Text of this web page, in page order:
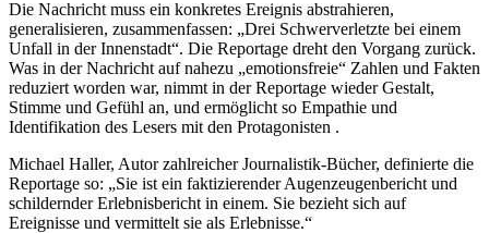
Die Nachricht muss ein konkretes Ereignis abstrahieren,
generalisieren, zusammenfassen: „Drei Schwerverletzte bei einem
Unfall in der Innenstadt“. Die Reportage dreht den Vorgang zurück.
Was in der Nachricht auf nahezu „emotionsfreie“ Zahlen und Fakten
reduziert worden war, nimmt in der Reportage wieder Gestalt,
Stimme und Gefühl an, und ermöglicht so Empathie und
Identifikation des Lesers mit den Protagonisten .
Michael Haller, Autor zahlreicher Journalistik-Bücher, definierte die
Reportage so: „Sie ist ein faktizierender Augenzeugenbericht und
schildernder Erlebnisbericht in einem. Sie bezieht sich auf
Ereignisse und vermittelt sie als Erlebnisse.“